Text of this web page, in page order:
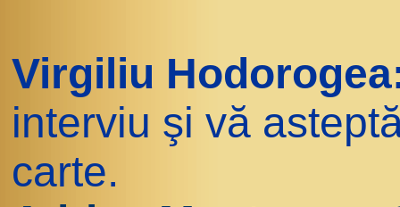
Virgiliu
interviu şi vă
carte.